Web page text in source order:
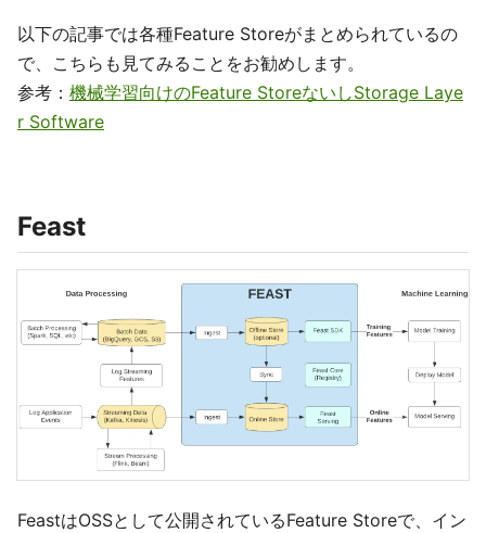
以下の記事では各種Feature Storeがまとめられているの
で、こちらも見てみることをお勧めします。
参考： 機械学習向けのFeature StoreないしStorage Laye
r Software
Feast
FeastはOSSとして公開されているFeature Storeで、イン